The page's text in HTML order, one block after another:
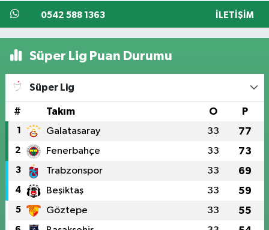
0542 588 1363 İLETIŞIM
Süper Lig Puan Durumu
Süper Lig
# Takım O P
1 Galatasaray 33 77
2 Fenerbahçe 33 73
3 Trabzonspor 33 69
4 Beşiktaş 33 59
5 Göztepe 33 55